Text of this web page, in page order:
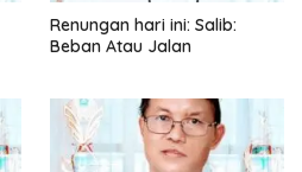
Renungan hari ini: Salib:
Beban Atau Jalan